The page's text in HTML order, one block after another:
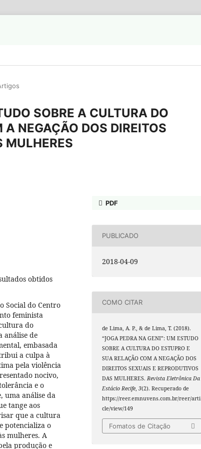
SOBRE A CULTURA DO
NEGAÇÃO DOS DIREITOS
MULHERES
obtidos
Social do Centro
feminista
do
análise de
embasada
a culpa à
pela violência
nocivo,
e o
uma análise da
tange aos
que a cultura
potencializa o
mulheres. A
produção e
PDF
PUBLICADO
2018-04-09
COMO CITAR
de Lima, A. P., & de Lima, T. (2018).
“JOGA PEDRA NA GENI”: UM ESTUDO
SOBRE A CULTURA DO ESTUPRO E
SUA RELAÇÃO COM A NEGAÇÃO DOS
DIREITOS SEXUAIS E REPRODUTIVOS
DAS MULHERES.Revista Eletrônica Da
Estácio Recife,3(2). Recuperado de
https://reer.emnuvens.com.br/reer/arti
cle/view/149
Fomatos de Citação